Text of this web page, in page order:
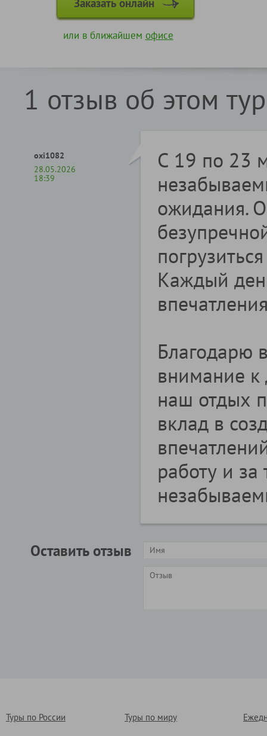
или в ближайшем офисе
1 отзыв об этом
oxi1082
28.05.2026
18:39
С 19 по 23
ожидания.
Каждый
Благодарю
внимание к
наш отдых
вклад в
работу и за
Оставить отзыв
Туры по России Туры по миру